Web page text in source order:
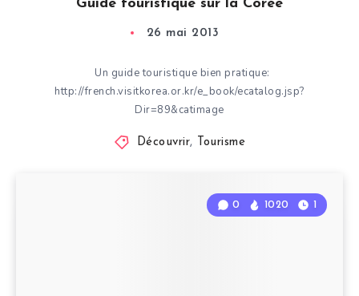
Guide touristique sur la Corée
26 mai 2013
Un guide touristique bien pratique:
http://french.visitkorea.or.kr/e_book/ecatalog.jsp?
Dir=89&catimage
Découvrir, Tourisme
0 1020 1